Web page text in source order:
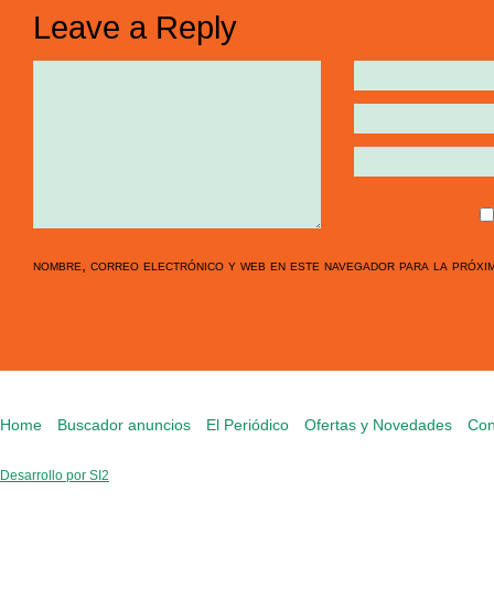
Leave a Reply
nombre, correo electrónico y web en este navegador para la
Home Buscador anuncios El Periódico Ofertas y Novedades
Desarrollo por SI2